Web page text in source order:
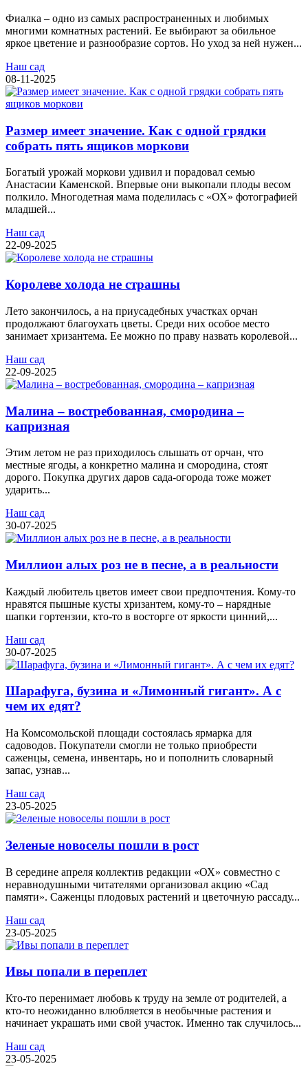
Фиалка – одно из самых распространенных и любимых
многими комнатных растений. Ее выбирают за обильное
яркое цветение и разнообразие сортов. Но уход за ней нужен...
Наш сад
08-11-2025
Размер имеет значение. Как с одной грядки
собрать пять ящиков моркови
Богатый урожай моркови удивил и порадовал семью
Анастасии Каменской. Впервые они выкопали плоды весом
полкило. Многодетная мама поделилась с «ОХ» фотографией
младшей...
Наш сад
22-09-2025
Королеве холода не страшны
Лето закончилось, а на приусадебных участках орчан
продолжают благоухать цветы. Среди них особое место
занимает хризантема. Ее можно по праву назвать королевой...
Наш сад
22-09-2025
Малина – востребованная, смородина –
капризная
Этим летом не раз приходилось слышать от орчан, что
местные ягоды, а конкретно малина и смородина, стоят
дорого. Покупка других даров сада-огорода тоже может
ударить...
Наш сад
30-07-2025
Миллион алых роз не в песне, а в реальности
Каждый любитель цветов имеет свои предпочтения. Кому-то
нравятся пышные кусты хризантем, кому-то – нарядные
шапки гортензии, кто-то в восторге от яркости цинний,...
Наш сад
30-07-2025
Шарафуга, бузина и «Лимонный гигант». А с
чем их едят?
На Комсомольской площади состоялась ярмарка для
садоводов. Покупатели смогли не только приобрести
саженцы, семена, инвентарь, но и пополнить словарный
запас, узнав...
Наш сад
23-05-2025
Зеленые новоселы пошли в рост
В середине апреля коллектив редакции «ОХ» совместно с
неравнодушными читателями организовал акцию «Сад
памяти». Саженцы плодовых растений и цветочную рассаду...
Наш сад
23-05-2025
Ивы попали в переплет
Кто-то перенимает любовь к труду на земле от родителей, а
кто-то неожиданно влюбляется в необычные растения и
начинает украшать ими свой участок. Именно так случилось...
Наш сад
23-05-2025